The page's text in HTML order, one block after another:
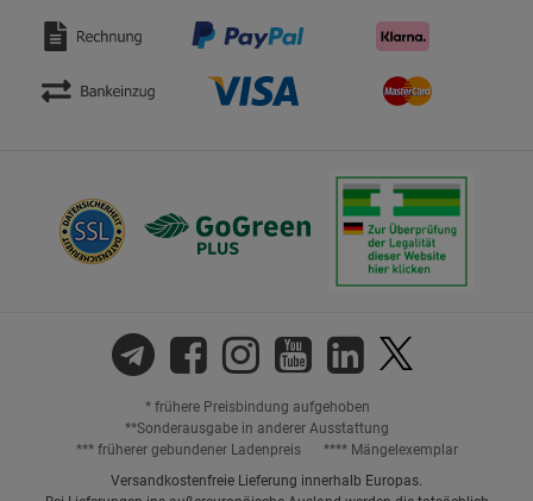
* frühere Preisbindung aufgehoben
**Sonderausgabe in anderer Ausstattung
*** früherer gebundener Ladenpreis
**** Mängelexemplar
Versandkostenfreie Lieferung innerhalb Europas.